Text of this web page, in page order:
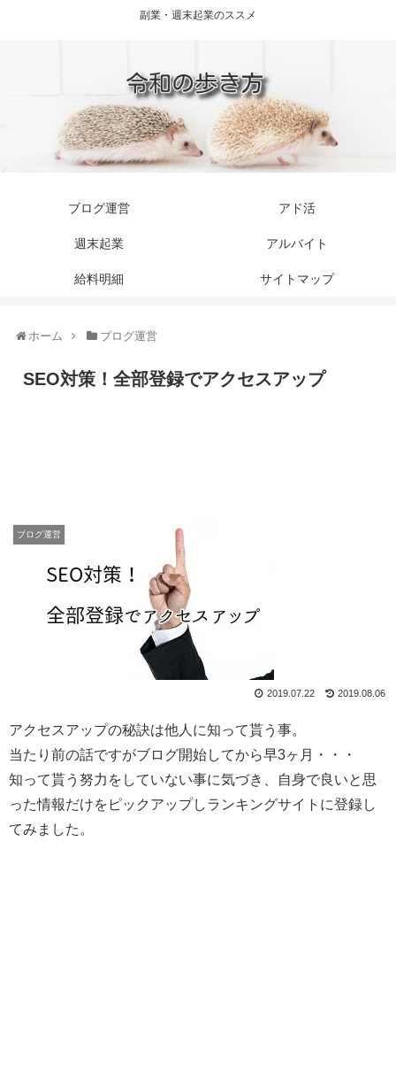
副業・週末起業のススメ
ブログ運営 アド活
週末起業 アルバイト
給料明細 サイトマップ
ホーム ブログ運営
SEO対策！全部登録でアクセスアップ
ブログ運営
2019.08.06
2019.07.22
アクセスアップの秘訣は他人に知って貰う事。
当たり前の話ですがブログ開始してから早3ヶ月・・・
知って貰う努力をしていない事に気づき、自身で良いと思
った情報だけをピックアップしランキングサイトに登録し
てみました。